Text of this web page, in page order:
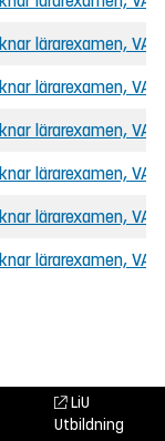
lärarexamen, VAL
lärarexamen, VAL
lärarexamen, VAL
lärarexamen, VAL
lärarexamen, VAL
lärarexamen, VAL
LiU
Utbildning